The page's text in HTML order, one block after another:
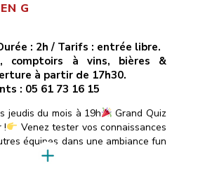
G
: 2h / Tarifs : entrée libre.
comptoirs à vins, bières &
à partir de 17h30.
: 05 61 73 16 15
jeudis du mois à 19h
Grand Quiz
!
Venez tester vos connaissances
équipes dans une ambiance fun
Quiz animé par DJ Sébastien avec